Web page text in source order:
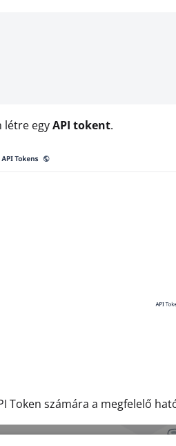
létre egyAPI tokent.
Token számára a megfelelő